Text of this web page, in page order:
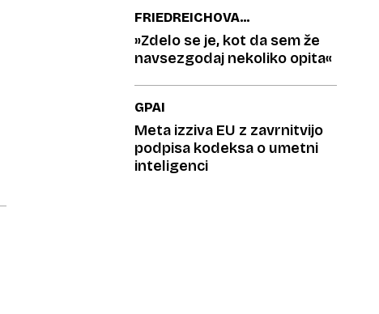
FRIEDREICHOVA
ATAKSIJA
»Zdelo se je, kot da sem že
navsezgodaj nekoliko opita«
GPAI
Meta izziva EU z zavrnitvijo
podpisa kodeksa o umetni
inteligenci